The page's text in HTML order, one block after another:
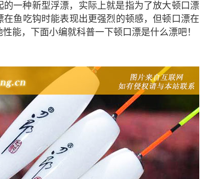
一种新型浮漂，实际上就是指为了放大顿口漂
鱼吃钩时能表现出更强烈的顿感，但顿口漂在
能，下面小编就科普一下顿口漂是什么漂吧！